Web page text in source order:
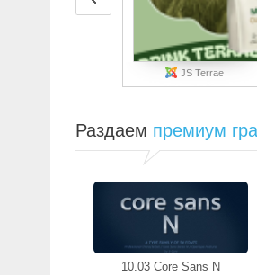
JS Terrae
Раздаем премиум
10.03 Core Sans N